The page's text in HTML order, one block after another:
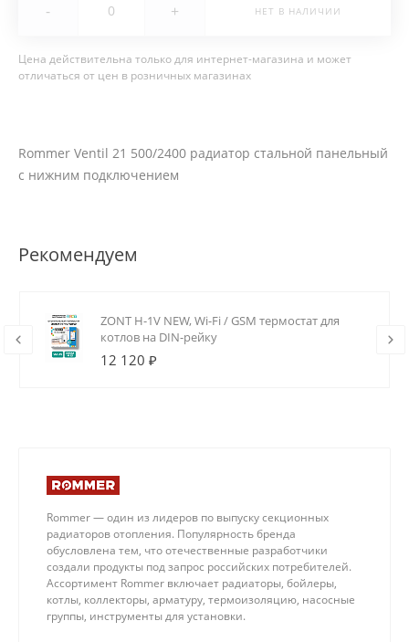
- + НЕТ В НАЛИЧИИ
Цена действительна только для интернет-магазина и может
отличаться от цен в розничных магазинах
Rommer Ventil 21 500/2400 радиатор стальной панельный
с нижним подключением
Рекомендуем
ZONT H-1V NEW, Wi-Fi / GSM термостат для
котлов на DIN-рейку
12 120 ₽
Rommer — один из лидеров по выпуску секционных
радиаторов отопления. Популярность бренда
обусловлена тем, что отечественные разработчики
создали продукты под запрос российских потребителей.
Ассортимент Rommer включает радиаторы, бойлеры,
котлы, коллекторы, арматуру, термоизоляцию, насосные
группы, инструменты для установки.